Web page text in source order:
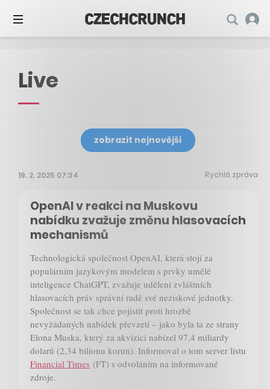
Live
zobrazit nejnovější
19. 2. 2025 07:34 Rychlá zpráva
OpenAI v reakci na Muskovu
nabídku zvažuje změnu hlasovacích
mechanismů
Technologická společnost OpenAI, která stojí za
populárním jazykovým modelem s prvky umělé
inteligence ChatGPT, zvažuje udělení zvláštních
hlasovacích práv správní radě své neziskové jednotky.
Společnost se tak chce pojistit proti hrozbě
nevyžádaných nabídek převzetí – jako byla ta ze strany
Elona Muska, který za akvizici nabízel 97,4 miliardy
dolarů (2,34 bilionu korun). Informoval o tom server listu
Financial Times (FT) s odvoláním na informované
zdroje.